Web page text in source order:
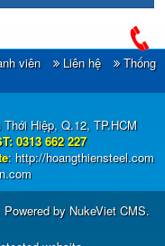
viên Liên hệ
Thống
- XNK HOÀNG
Hiệp, Q.12, TP.HCM
0313 662 227
: http://hoangthiensteel.com
Powered by NukeViet CMS.